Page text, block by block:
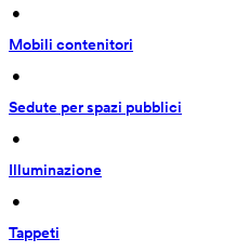
•
Mobili contenitori
•
Sedute per spazi pubblici
•
Illuminazione
•
Tappeti